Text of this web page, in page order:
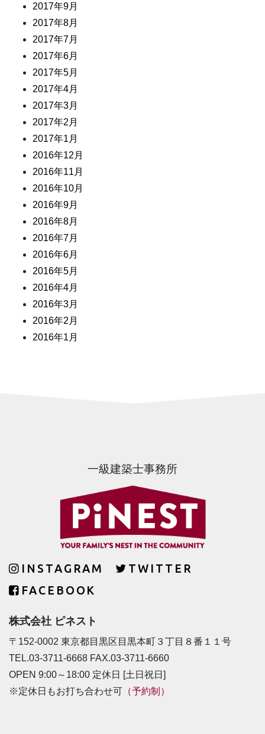
2017年9月
2017年8月
2017年7月
2017年6月
2017年5月
2017年4月
2017年3月
2017年2月
2017年1月
2016年12月
2016年11月
2016年10月
2016年9月
2016年8月
2016年7月
2016年6月
2016年5月
2016年4月
2016年3月
2016年2月
2016年1月
一級建築士事務所
INSTAGRAM
TWITTER
FACEBOOK
株式会社 ピネスト
〒152-0002 東京都目黒区目黒本町３丁目８番１１号
TEL.03-3711-6668 FAX.03-3711-6660
OPEN 9:00～18:00 定休日 [土日祝日]
※定休日もお打ち合わせ可
（予約制）